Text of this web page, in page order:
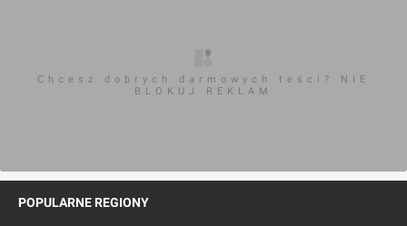
Chcesz dobrych darmowych teści? NIE
BLOKUJ REKLAM
POPULARNE REGIONY